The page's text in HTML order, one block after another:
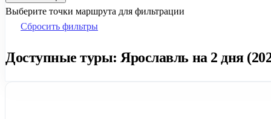
Выберите точки маршрута для фильтрации
Сбросить фильтры
Доступные туры: Ярославль на 2 дня